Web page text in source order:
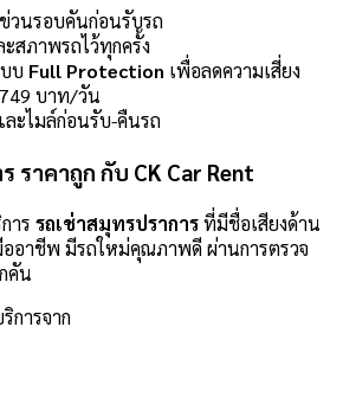
วนรอบคันก่อนรับรถ
สภาพรถไว้ทุกครั้ง
บ Full Protection เพื่อลดความเสี่ยง
บาท/วัน
ะไมล์ก่อนรับ-คืนรถ
ราคาถูก กับ CK Car Rent
าร รถเช่าสมุทรปราการที่มีชื่อเสียงด้าน
อาชีพ มีรถใหม่คุณภาพดี ผ่านการตรวจ
คัน
การจาก